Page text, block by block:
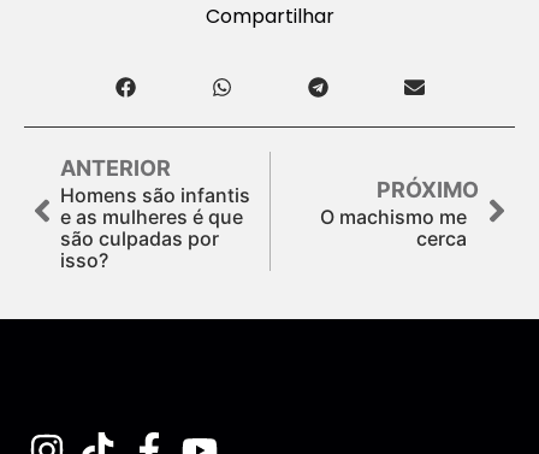
Compartilhar
ANTERIOR
Homens são infantis
e as mulheres é que
são culpadas por
isso?
PRÓXIMO
O machismo me
cerca